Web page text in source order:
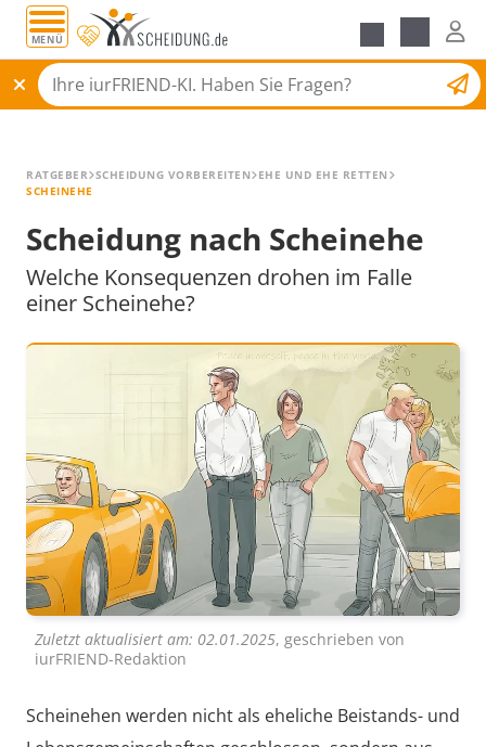
MENÜ
Scheidungsantrag
Alle Ratgeber
RATGEBER SCHEIDUNG VORBEREITEN
EHE UND EHE RETTEN
SCHEINEHE
Scheidung nach Scheinehe
Welche Konsequenzen drohen im Falle
einer Scheinehe?
Zuletzt aktualisiert am: 02.01.2025, geschrieben von
iurFRIEND-Redaktion
Scheinehen werden nicht als eheliche Beistands- und